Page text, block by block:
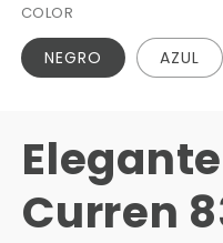
COLOR
NEGRO AZUL
Curren